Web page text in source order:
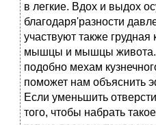
в легкие. Вдох и выдох
благодаря'разности
участвуют также
мышцы и мышцы живота.
подобно мехам
поможет нам объяснить
Если уменьшить
того, чтобы набрать